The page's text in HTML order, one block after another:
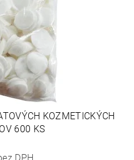
KOZMETICKÝCH
600 KS